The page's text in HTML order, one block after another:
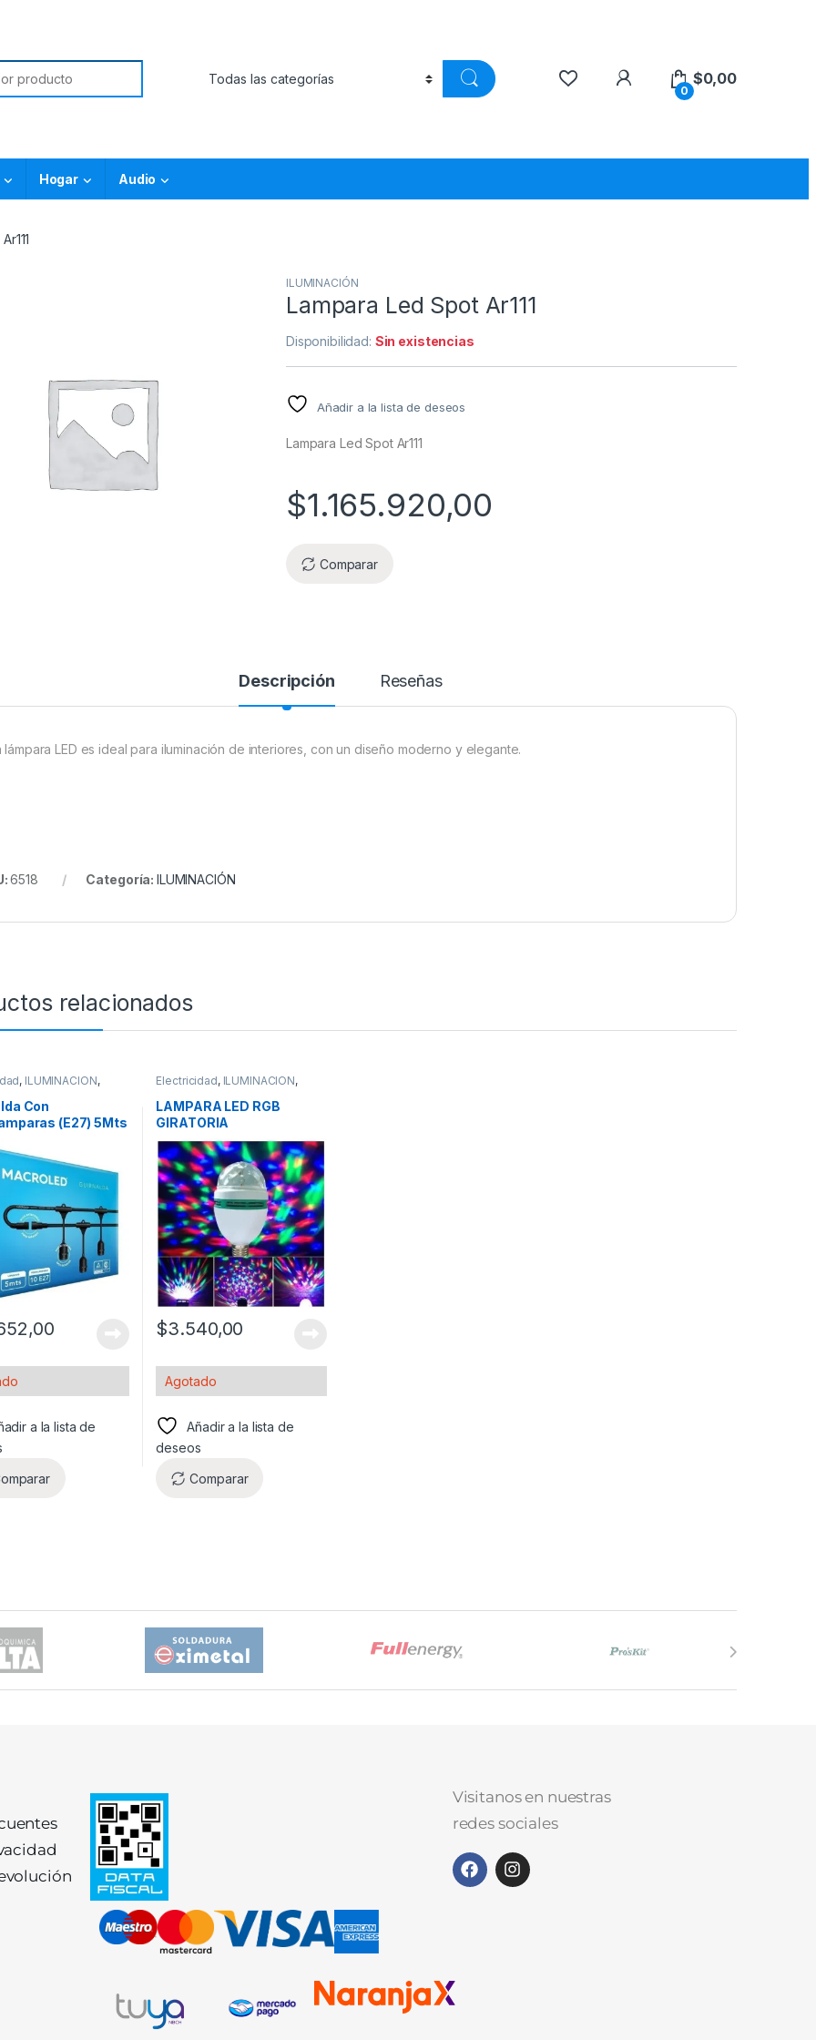
0
$0,00
Hogar Audio
ILUMINACIÓN
Lampara Led Spot Ar111
Disponibilidad: Sin existencias
Añadir a la lista de deseos
Lampara Led Spot Ar111
$1.165.920,00
Comparar
Descripción Reseñas
lámpara LED es ideal para iluminación de interiores, con un diseño moderno y elegante.
6518 Categoría: ILUMINACIÓN
relacionados
, ILUMINACIÓN,
Con
(E27) 5Mts
a la lista de
Electricidad, ILUMINACIÓN,
LAMPARA LED RGB
GIRATORIA
$3.540,00
Agotado
Añadir a la lista de
deseos
Comparar
Visitanos en nuestras
redes sociales